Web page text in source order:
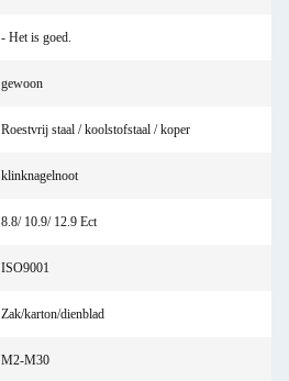
- Het is goed.
gewoon
Roestvrij staal / koolstofstaal / koper
klinknagelnoot
8.8/ 10.9/ 12.9 Ect
ISO9001
Zak/karton/dienblad
M2-M30